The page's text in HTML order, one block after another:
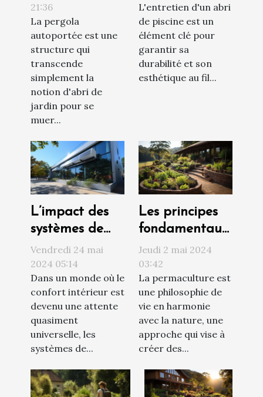
bois, acier ou
aluminium
21:36
La pergola
autoportée est une
structure qui
transcende
simplement la
notion d'abri de
jardin pour se
muer...
abris de
piscine
L'entretien d'un abri
de piscine est un
élément clé pour
garantir sa
durabilité et son
esthétique au fil...
L’impact des
systèmes de
climatisation
sur le design
extérieur et le
confort
Vendredi 24 mai
2024 05:14
Dans un monde où le
confort intérieur est
devenu une attente
quasiment
universelle, les
systèmes de...
Les principes
fondamentaux
de la
permaculture
pour un jardin
durable et
autonome
Jeudi 2 mai 2024
03:42
La permaculture est
une philosophie de
vie en harmonie
avec la nature, une
approche qui vise à
créer des...